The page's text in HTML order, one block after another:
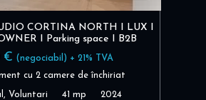
CORTINA NORTH I LUX I
I Parking space I B2B
€ (negociabil) + 21% TVA
cu 2 camere de închiriat
Voluntari 41 mp 2024